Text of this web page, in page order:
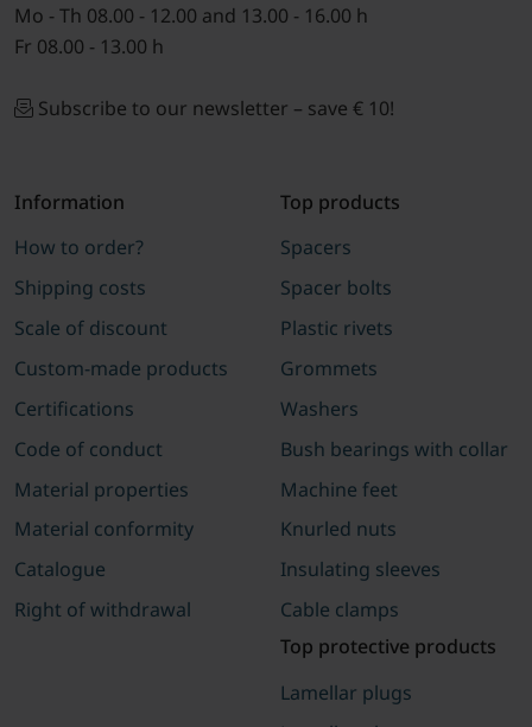
Mo - Th 08.00 - 12.00 and 13.00 - 16.00 h
Fr 08.00 - 13.00 h
Subscribe to our newsletter – save € 10!
Information
How to order?
Shipping costs
Scale of discount
Custom-made products
Certifications
Code of conduct
Material properties
Material conformity
Catalogue
Right of withdrawal
Top products
Spacers
Spacer bolts
Plastic rivets
Grommets
Washers
Bush bearings with collar
Machine feet
Knurled nuts
Insulating sleeves
Cable clamps
Top protective products
Lamellar plugs